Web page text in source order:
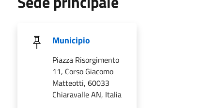
Municipio
Piazza Risorgimento
11, Corso Giacomo
Matteotti, 60033
Chiaravalle AN, Italia